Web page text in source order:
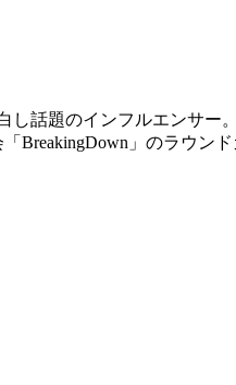
し話題のインフルエンサ
」のラウン